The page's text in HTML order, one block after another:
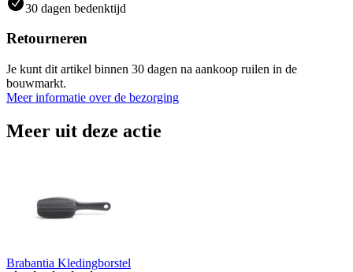
30 dagen bedenktijd
Retourneren
Je kunt dit artikel binnen 30 dagen na aankoop ruilen in de
bouwmarkt.
Meer informatie over de bezorging
Meer uit deze actie
Brabantia Kledingborstel